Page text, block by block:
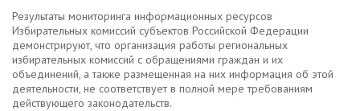
Результаты мониторинга информационных ресурсов
Избирательных комиссий субъектов Российской Федерации
демонстрируют, что организация работы региональных
избирательных комиссий с обращениями граждан и их
объединений, а также размещенная на них информация об этой
деятельности, не соответствует в полной мере требованиям
действующего законодательств.